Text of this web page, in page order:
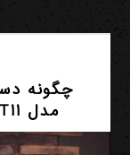
چگونه
مدل ST11 را رایگان دریافت کنیم ؟